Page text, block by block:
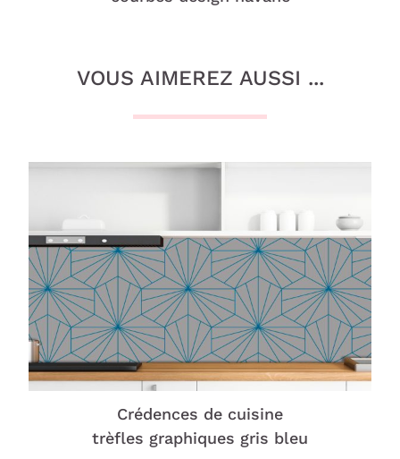
VOUS AIMEREZ AUSSI ...
Crédences de cuisine
trèfles graphiques gris bleu